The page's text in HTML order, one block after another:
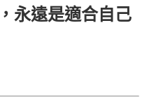
永遠是適合自己